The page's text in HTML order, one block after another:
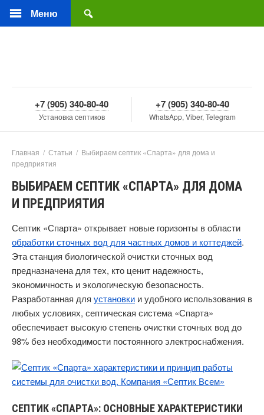
Меню
+7 (905) 340-80-40
Установка септиков
+7 (905) 340-80-40
WhatsApp, Viber, Telegram
Главная / Статьи / Выбираем септик «Спарта» для дома и
предприятия
ВЫБИРАЕМ СЕПТИК «СПАРТА» ДЛЯ ДОМА
И ПРЕДПРИЯТИЯ
Септик «Спарта» открывает новые горизонты в области
обработки сточных вод для частных домов и коттеджей.
Эта станция биологической очистки сточных вод
предназначена для тех, кто ценит надежность,
экономичность и экологическую безопасность.
Разработанная для установки и удобного использования в
любых условиях, септическая система «Спарта»
обеспечивает высокую степень очистки сточных вод до
98% без необходимости постоянного электроснабжения.
СЕПТИК «СПАРТА»: ОСНОВНЫЕ ХАРАКТЕРИСТИКИ